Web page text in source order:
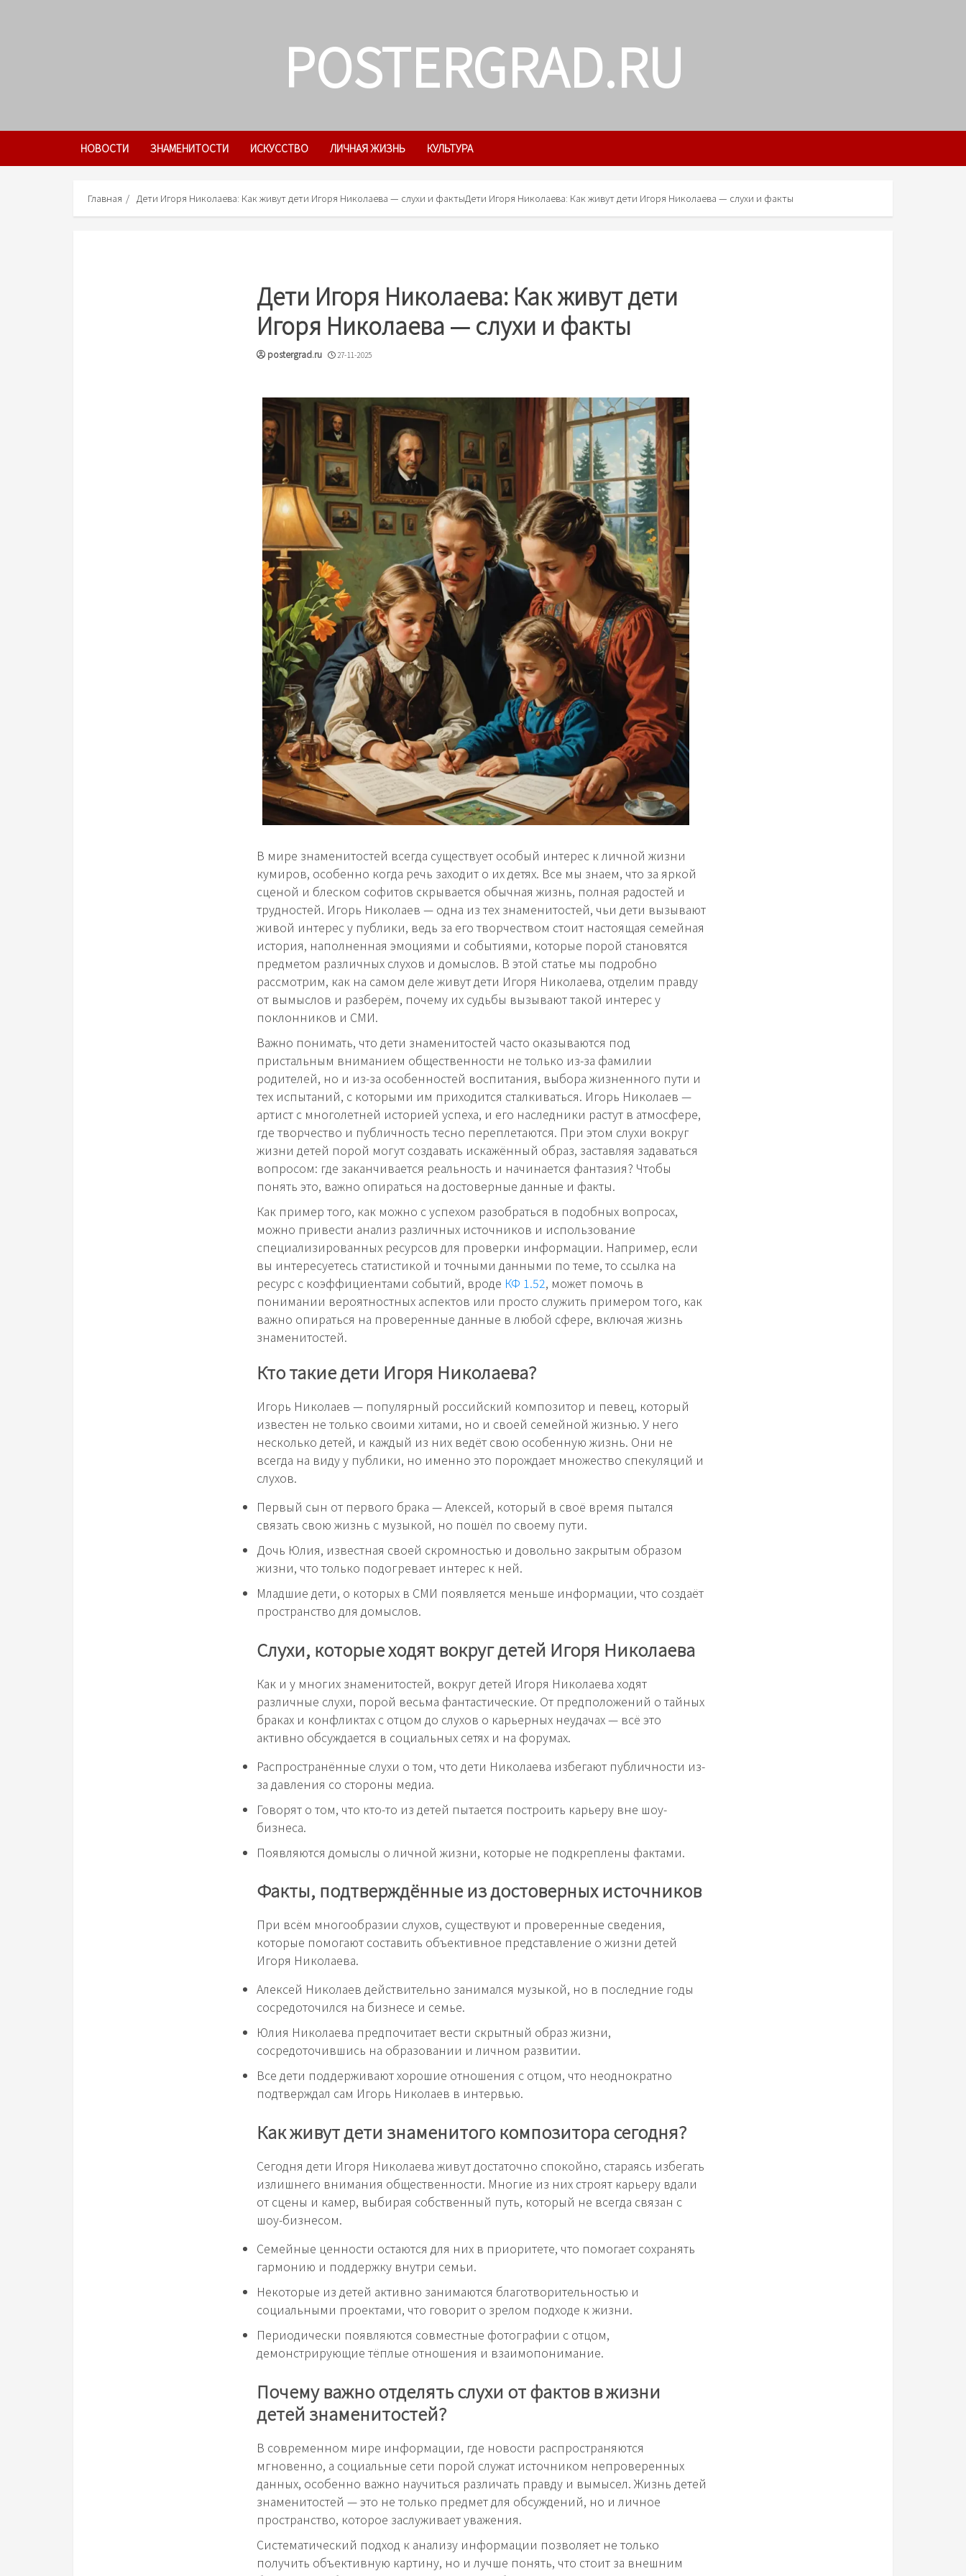
POSTERGRAD.RU
НОВОСТИ ЗНАМЕНИТОСТИ ИСКУССТВО ЛИЧНАЯ ЖИЗНЬ КУЛЬТУРА
Главная Дети Игоря Николаева: Как живут дети Игоря Николаева — слухи и фактыДети Игоря Николаева: Как живут дети Игоря Николаева — слухи и факты
Дети Игоря Николаева: Как живут дети
Игоря Николаева — слухи и факты
postergrad.ru 27-11-2025
В мире знаменитостей всегда существует особый интерес к личной жизни
кумиров, особенно когда речь заходит о их детях. Все мы знаем, что за яркой
сценой и блеском софитов скрывается обычная жизнь, полная радостей и
трудностей. Игорь Николаев — одна из тех знаменитостей, чьи дети вызывают
живой интерес у публики, ведь за его творчеством стоит настоящая семейная
история, наполненная эмоциями и событиями, которые порой становятся
предметом различных слухов и домыслов. В этой статье мы подробно
рассмотрим, как на самом деле живут дети Игоря Николаева, отделим правду
от вымыслов и разберём, почему их судьбы вызывают такой интерес у
поклонников и СМИ.
Важно понимать, что дети знаменитостей часто оказываются под
пристальным вниманием общественности не только из-за фамилии
родителей, но и из-за особенностей воспитания, выбора жизненного пути и
тех испытаний, с которыми им приходится сталкиваться. Игорь Николаев —
артист с многолетней историей успеха, и его наследники растут в атмосфере,
где творчество и публичность тесно переплетаются. При этом слухи вокруг
жизни детей порой могут создавать искажённый образ, заставляя задаваться
вопросом: где заканчивается реальность и начинается фантазия? Чтобы
понять это, важно опираться на достоверные данные и факты.
Как пример того, как можно с успехом разобраться в подобных вопросах,
можно привести анализ различных источников и использование
специализированных ресурсов для проверки информации. Например, если
вы интересуетесь статистикой и точными данными по теме, то ссылка на
ресурс с коэффициентами событий, вроде КФ 1.52, может помочь в
понимании вероятностных аспектов или просто служить примером того, как
важно опираться на проверенные данные в любой сфере, включая жизнь
знаменитостей.
Кто такие дети Игоря Николаева?
Игорь Николаев — популярный российский композитор и певец, который
известен не только своими хитами, но и своей семейной жизнью. У него
несколько детей, и каждый из них ведёт свою особенную жизнь. Они не
всегда на виду у публики, но именно это порождает множество спекуляций и
слухов.
Первый сын от первого брака — Алексей, который в своё время пытался
связать свою жизнь с музыкой, но пошёл по своему пути.
Дочь Юлия, известная своей скромностью и довольно закрытым образом
жизни, что только подогревает интерес к ней.
Младшие дети, о которых в СМИ появляется меньше информации, что создаёт
пространство для домыслов.
Слухи, которые ходят вокруг детей Игоря Николаева
Как и у многих знаменитостей, вокруг детей Игоря Николаева ходят
различные слухи, порой весьма фантастические. От предположений о тайных
браках и конфликтах с отцом до слухов о карьерных неудачах — всё это
активно обсуждается в социальных сетях и на форумах.
Распространённые слухи о том, что дети Николаева избегают публичности из-
за давления со стороны медиа.
Говорят о том, что кто-то из детей пытается построить карьеру вне шоу-
бизнеса.
Появляются домыслы о личной жизни, которые не подкреплены фактами.
Факты, подтверждённые из достоверных источников
При всём многообразии слухов, существуют и проверенные сведения,
которые помогают составить объективное представление о жизни детей
Игоря Николаева.
Алексей Николаев действительно занимался музыкой, но в последние годы
сосредоточился на бизнесе и семье.
Юлия Николаева предпочитает вести скрытный образ жизни,
сосредоточившись на образовании и личном развитии.
Все дети поддерживают хорошие отношения с отцом, что неоднократно
подтверждал сам Игорь Николаев в интервью.
Как живут дети знаменитого композитора сегодня?
Сегодня дети Игоря Николаева живут достаточно спокойно, стараясь избегать
излишнего внимания общественности. Многие из них строят карьеру вдали
от сцены и камер, выбирая собственный путь, который не всегда связан с
шоу-бизнесом.
Семейные ценности остаются для них в приоритете, что помогает сохранять
гармонию и поддержку внутри семьи.
Некоторые из детей активно занимаются благотворительностью и
социальными проектами, что говорит о зрелом подходе к жизни.
Периодически появляются совместные фотографии с отцом,
демонстрирующие тёплые отношения и взаимопонимание.
Почему важно отделять слухи от фактов в жизни
детей знаменитостей?
В современном мире информации, где новости распространяются
мгновенно, а социальные сети порой служат источником непроверенных
данных, особенно важно научиться различать правду и вымысел. Жизнь детей
знаменитостей — это не только предмет для обсуждений, но и личное
пространство, которое заслуживает уважения.
Систематический подход к анализу информации позволяет не только
получить объективную картину, но и лучше понять, что стоит за внешним